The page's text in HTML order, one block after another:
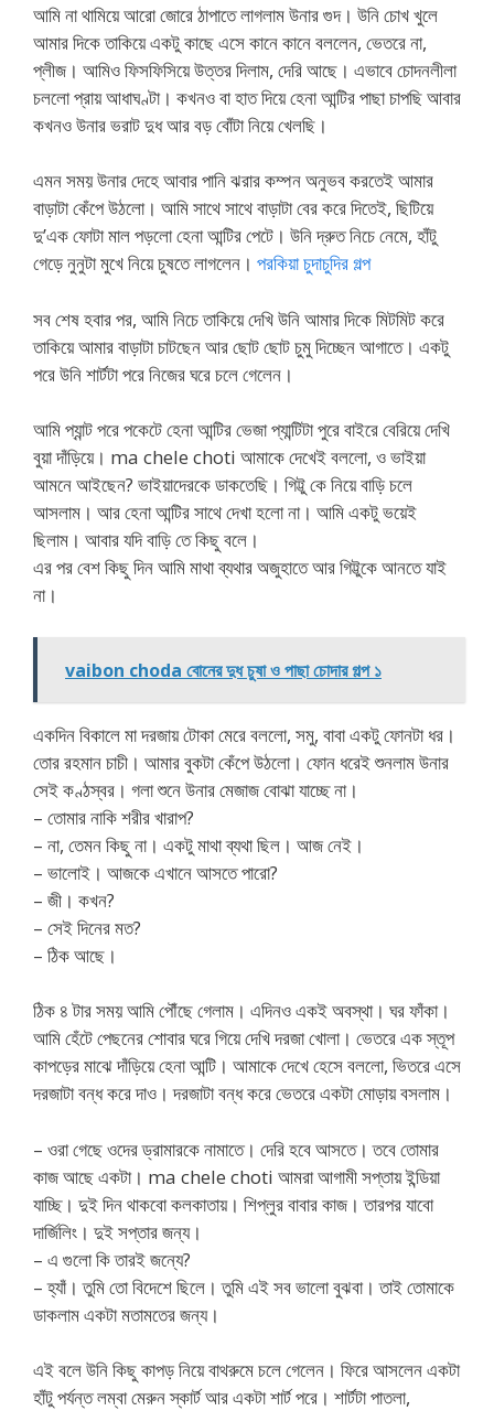
আমি না থামিয়ে আরো জোরে ঠাপাতে লাগলাম উনার গুদ। উনি চোখ খুলে
আমার দিকে তাকিয়ে একটু কাছে এসে কানে কানে বললেন, ভেতরে না,
প্লীজ। আমিও ফিসফিসিয়ে উত্তর দিলাম, দেরি আছে। এভাবে চোদনলীলা
চললো প্রায় আধাঘণ্টা। কখনও বা হাত দিয়ে হেনা আন্টির পাছা চাপছি আবার
কখনও উনার ভরাট দুধ আর বড় বোঁটা নিয়ে খেলছি।
এমন সময় উনার দেহে আবার পানি ঝরার কম্পন অনুভব করতেই আমার
বাড়াটা কেঁপে উঠলো। আমি সাথে সাথে বাড়াটা বের করে দিতেই, ছিটিয়ে
দু’এক ফোটা মাল পড়লো হেনা আন্টির পেটে। উনি দ্রুত নিচে নেমে, হাঁটু
গেড়ে নুনুটা মুখে নিয়ে চুষতে লাগলেন। পরকিয়া চুদাচুদির গল্প
সব শেষ হবার পর, আমি নিচে তাকিয়ে দেখি উনি আমার দিকে মিটমিট করে
তাকিয়ে আমার বাড়াটা চাটছেন আর ছোট ছোট চুমু দিচ্ছেন আগাতে। একটু
পরে উনি শার্টটা পরে নিজের ঘরে চলে গেলেন।
আমি প্যান্ট পরে পকেটে হেনা আন্টির ভেজা প্যান্টিটা পুরে বাইরে বেরিয়ে দেখি
বুয়া দাঁড়িয়ে। ma chele choti আমাকে দেখেই বললো, ও ভাইয়া
আমনে আইছেন? ভাইয়াদেরকে ডাকতেছি। গিট্টু কে নিয়ে বাড়ি চলে
আসলাম। আর হেনা আন্টির সাথে দেখা হলো না। আমি একটু ভয়েই
ছিলাম। আবার যদি বাড়ি তে কিছু বলে।
এর পর বেশ কিছু দিন আমি মাথা ব্যথার অজুহাতে আর গিট্টুকে আনতে যাই
না।
vaibon choda বোনের দুধ চুষা ও পাছা চোদার গল্প ১
একদিন বিকালে মা দরজায় টোকা মেরে বললো, সমু, বাবা একটু ফোনটা ধর।
তোর রহমান চাচী। আমার বুকটা কেঁপে উঠলো। ফোন ধরেই শুনলাম উনার
সেই কণ্ঠস্বর। গলা শুনে উনার মেজাজ বোঝা যাচ্ছে না।
– তোমার নাকি শরীর খারাপ?
– না, তেমন কিছু না। একটু মাথা ব্যথা ছিল। আজ নেই।
– ভালোই। আজকে এখানে আসতে পারো?
– জী। কখন?
– সেই দিনের মত?
– ঠিক আছে।
ঠিক ৪ টার সময় আমি পৌঁছে গেলাম। এদিনও একই অবস্থা। ঘর ফাঁকা।
আমি হেঁটে পেছনের শোবার ঘরে গিয়ে দেখি দরজা খোলা। ভেতরে এক স্তূপ
কাপড়ের মাঝে দাঁড়িয়ে হেনা আন্টি। আমাকে দেখে হেসে বললো, ভিতরে এসে
দরজাটা বন্ধ করে দাও। দরজাটা বন্ধ করে ভেতরে একটা মোড়ায় বসলাম।
– ওরা গেছে ওদের ড্রামারকে নামাতে। দেরি হবে আসতে। তবে তোমার
কাজ আছে একটা। ma chele choti আমরা আগামী সপ্তায় ইন্ডিয়া
যাচ্ছি। দুই দিন থাকবো কলকাতায়। শিপ্লুর বাবার কাজ। তারপর যাবো
দার্জিলিং। দুই সপ্তার জন্য।
– এ গুলো কি তারই জন্যে?
– হ্যাঁ। তুমি তো বিদেশে ছিলে। তুমি এই সব ভালো বুঝবা। তাই তোমাকে
ডাকলাম একটা মতামতের জন্য।
এই বলে উনি কিছু কাপড় নিয়ে বাথরুমে চলে গেলেন। ফিরে আসলেন একটা
হাঁটু পর্যন্ত লম্বা মেরুন স্কার্ট আর একটা শার্ট পরে। শার্টটা পাতলা,